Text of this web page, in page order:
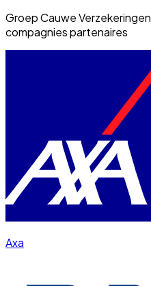
Groep Cauwe
compagnies partenaires
Axa